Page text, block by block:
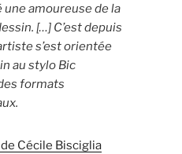
amoureuse de la
[…] C’est depuis
s’est orientée
au stylo Bic
formats
Cécile Bisciglia